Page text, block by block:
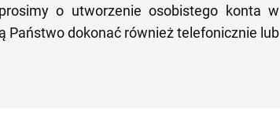
o utworzenie osobistego konta w
Państwo dokonać również telefonicznie lub